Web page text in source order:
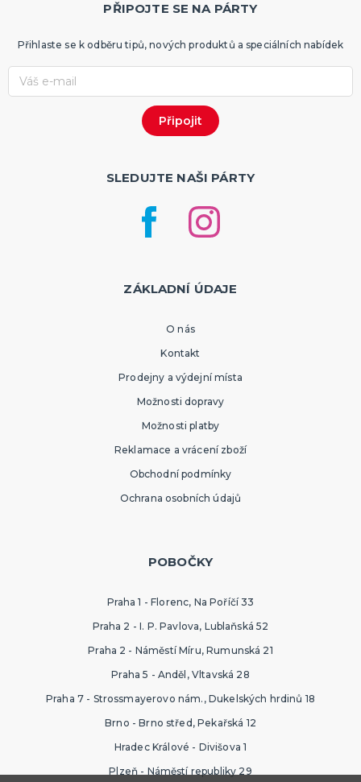
PŘIPOJTE SE NA PÁRTY
Přihlaste se k odběru tipů, nových produktů a speciálních nabídek
SLEDUJTE NAŠI PÁRTY
ZÁKLADNÍ ÚDAJE
O nás
Kontakt
Prodejny a výdejní místa
Možnosti dopravy
Možnosti platby
Reklamace a vrácení zboží
Obchodní podmínky
Ochrana osobních údajů
POBOČKY
Praha 1 - Florenc, Na Poříčí 33
Praha 2 - I. P. Pavlova, Lublaňská 52
Praha 2 - Náměstí Míru, Rumunská 21
Praha 5 - Anděl, Vltavská 28
Praha 7 - Strossmayerovo nám., Dukelských hrdinů 18
Brno - Brno střed, Pekařská 12
Hradec Králové - Divišova 1
Plzeň - Náměstí republiky 29